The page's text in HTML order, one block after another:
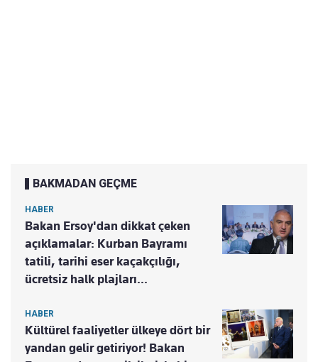
BAKMADAN GEÇME
HABER
Bakan Ersoy'dan dikkat çeken
açıklamalar: Kurban Bayramı
tatili, tarihi eser kaçakçılığı,
ücretsiz halk plajları...
HABER
Kültürel faaliyetler ülkeye dört bir
yandan gelir getiriyor! Bakan